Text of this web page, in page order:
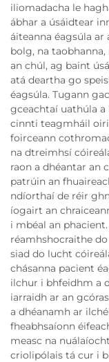
iliomadacha le
ábhar a úsáidtear
áiteanna éagsúla
bolg, na
an chúl, ag baint
atá deartha go
éagsúla. Tugann
gceachtaí uathúla a
cinnti teagmháil
foirceann
na dtreimhsí
raon a dhéantar an
patrúin an
ndíorthaí de réir
íogairt an
i mbéal an
réamhshocraithe
siad do lucht
chásanna pacient
ilchur i bhfeidhm a
iarraidh ar an
a dhéanamh ar
fheabhsaíonn
measc na
criolipólais tá cur i